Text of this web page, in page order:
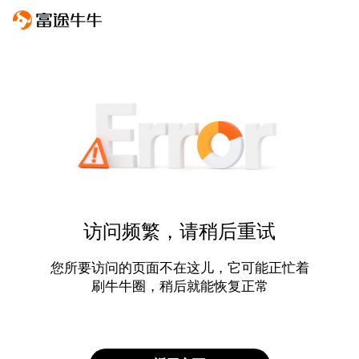
访问频繁，请稍后重试
您所要访问的页面不在这儿，它可能正忙着
刷牛牛圈，稍后就能恢复正常